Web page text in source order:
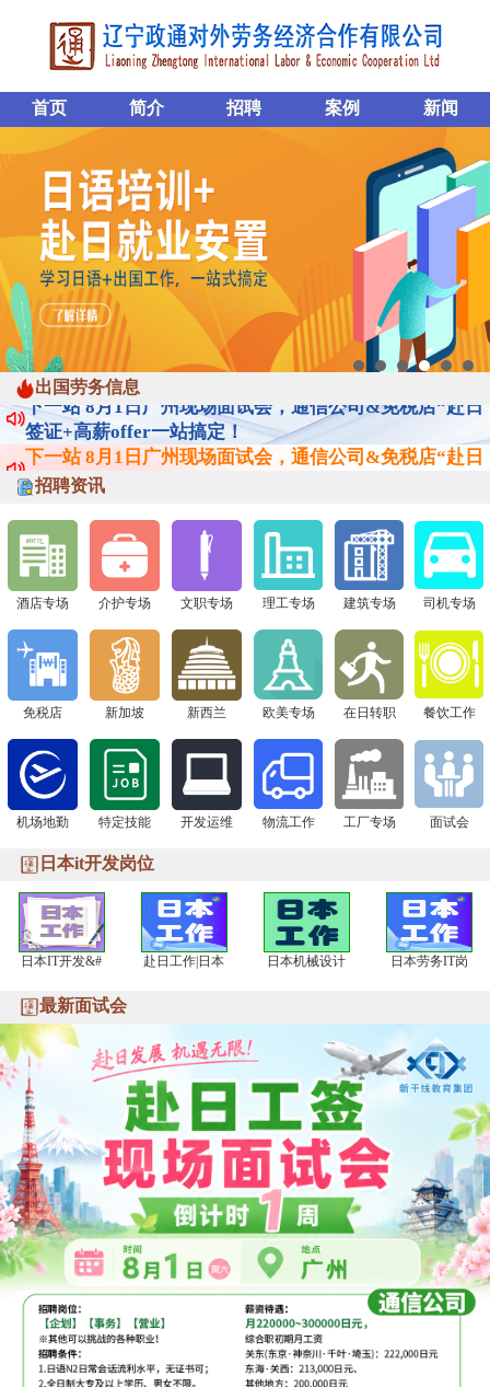
首页 简介 招聘 案例 新闻
出国劳务信息
下一站 8月1日广州现场面试会，通信公司&免税店“赴日
签证+高薪offer一站搞定！
下一站 8月1日广州现场面试会，通信公司&免税店“赴日
签证+高薪offer一站搞定！
下一站 8月1日广州现场面试会，通信公司&免税店“赴日
签证+高薪offer一站搞定！
签证+高薪offer一站搞定！
招聘资讯
酒店专场 介护专场 文职专场 理工专场 建筑专场 司机专场
免税店 新加坡 新西兰 欧美专场 在日转职 餐饮工作
机场地勤 特定技能 开发运维 物流工作 工厂专场 面试会
日本it开发岗位
日本IT开发&# 赴日工作|日本 日本机械设计 日本劳务IT岗
最新面试会